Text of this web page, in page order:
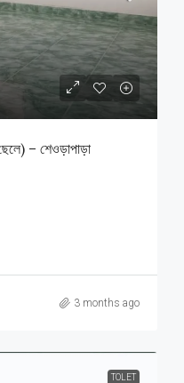
– শেওড়াপাড়া
3 months ago
TOLET